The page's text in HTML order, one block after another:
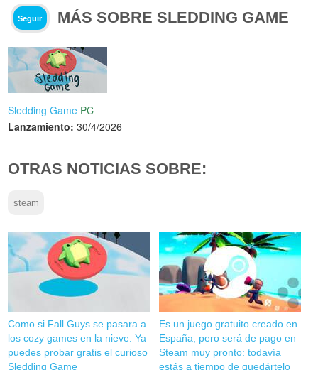
Seguir MÁS SOBRE SLEDDING GAME
Sledding Game PC
Lanzamiento: 30/4/2026
OTRAS NOTICIAS SOBRE:
steam
Como si Fall Guys se pasara a
los cozy games en la nieve: Ya
puedes probar gratis el curioso
Sledding Game
Es un juego gratuito creado en
España, pero será de pago en
Steam muy pronto: todavía
estás a tiempo de quedártelo